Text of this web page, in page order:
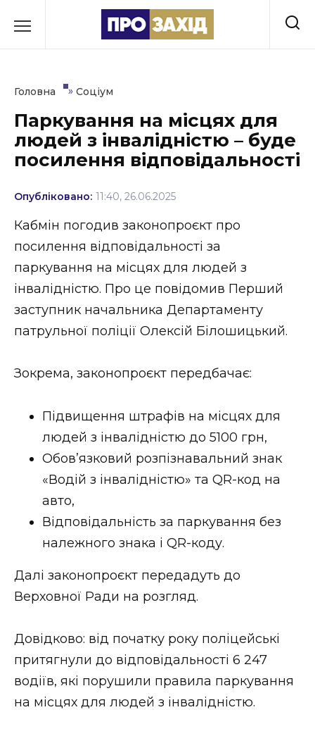
до
Культура
Освіта
Події
Політика
Соціум
Спорт
Стиль життя
ЗАКАРПАТСЬКІ НОВИНИ
НОВИНИ ЗАХІДНОЇ УКРАЇНИ
ФОТО
ВІДЕО
Головна » Соціум
Паркування на місцях для
людей з інвалідністю – буде
посилення відповідальності
Опубліковано: 11:40, 26.06.2025
Кабмін погодив законопроєкт про
посилення відповідальності за
паркування на місцях для людей з
інвалідністю. Про це повідомив Перший
заступник начальника Департаменту
патрульної поліції Олексій Білошицький.
Зокрема, законопроєкт передбачає:
Підвищення штрафів на місцях для
людей з інвалідністю до 5100 грн,
Обов’язковий розпізнавальний знак
«Водій з інвалідністю» та QR-код на
авто,
Відповідальність за паркування без
належного знака і QR-коду.
Далі законопроєкт передадуть до
Верховної Ради на розгляд.
Довідково: від початку року поліцейські
притягнули до відповідальності 6 247
водіїв, які порушили правила паркування
на місцях для людей з інвалідністю.